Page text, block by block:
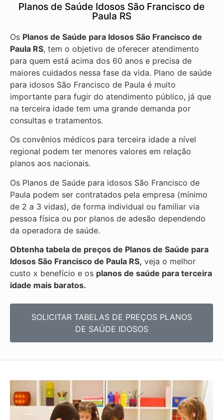
Planos de Saúde Idosos São Francisco de
Paula RS
Os Planos de Saúde para Idosos São Francisco de
Paula RS, tem o objetivo de oferecer atendimento
para quem está acima dos 60 anos e precisa de
maiores cuidados nessa fase da vida. Plano de saúde
para idosos São Francisco de Paula é muito
importante para fugir do atendimento público, já que
na terceira idade tem uma grande demanda por
consultas e tratamentos.
Os convênios médicos para terceira idade a nível
regional podem ter menores valores em relação
planos aos nacionais.
Os Planos de Saúde para idosos São Francisco de
Paula podem ser contratados pela empresa (mínimo
de 2 a 3 vidas), de forma individual ou familiar via
pessoa física ou por planos de adesão dependendo
da operadora de saúde.
Obtenha tabela de preços de Planos de Saúde para
Idosos São Francisco de Paula RS, veja o melhor
custo x benefício e os planos de saúde para terceira
idade mais baratos.
SOLICITAR TABELAS DE PREÇOS PLANOS
DE SAÚDE IDOSOS